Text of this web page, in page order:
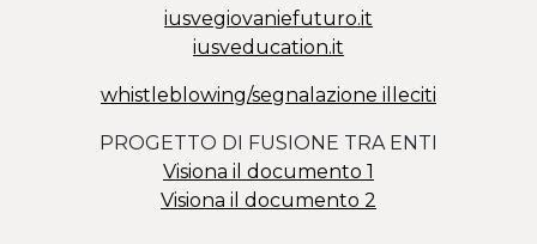
iusvegiovaniefuturo.it
iusveducation.it
whistleblowing/segnalazione illeciti
PROGETTO DI FUSIONE TRA ENTI
Visiona il documento 1
Visiona il documento 2